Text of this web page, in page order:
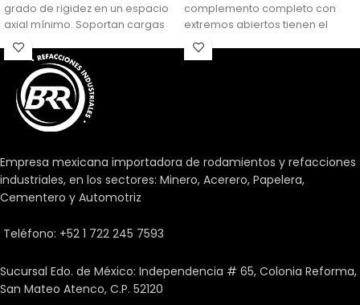
grado de rigidez en un espacio
axial mínimo. Soportan cargas
axiales elevadas. El rodamiento
de agujas es un rodamiento de
rodillos cilíndricos con un
diámetro pequeño respecto a
su longitud. El perfil modificado
de rodillo o del camino de
útil del rodamiento. Los
rodamientos facilitan el
desplazamiento entre un eje y
una gran cantidad de tipos
aspectos como las cargas, su
rodantes o la velocidad.
complemento completo con
extremos abiertos tienen el
número máximo de rodillos de
aguja y, por lo tanto, ofrecen
Empresa mexicana importadora de rodamientos y refacciones
industriales, en los sectores: Minero, Acerero, Papelera,
Cementero y Automotriz
Teléfono: +52 1 722 245 7593
Sucursal Edo. de México: Independencia # 65, Colonia Reforma,
San Mateo Atenco, C.P. 52120